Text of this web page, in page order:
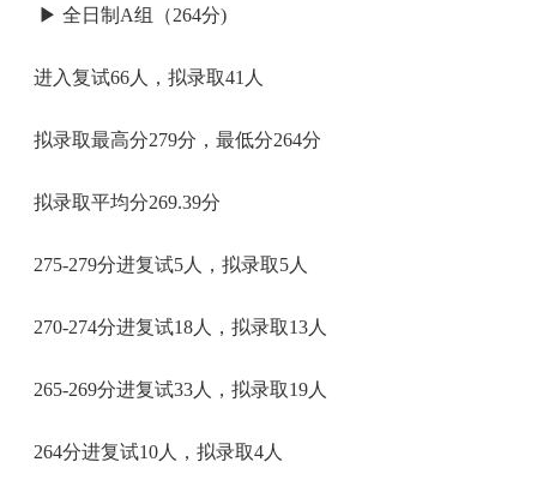
▶ 全日制A组（264分)
进入复试66人，拟录取41人
拟录取最高分279分，最低分264分
拟录取平均分269.39分
275-279分进复试5人，拟录取5人
270-274分进复试18人，拟录取13人
265-269分进复试33人，拟录取19人
264分进复试10人，拟录取4人